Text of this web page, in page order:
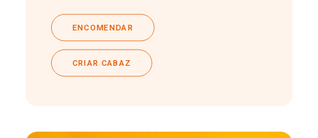
ENCOMENDAR
CRIAR CABAZ